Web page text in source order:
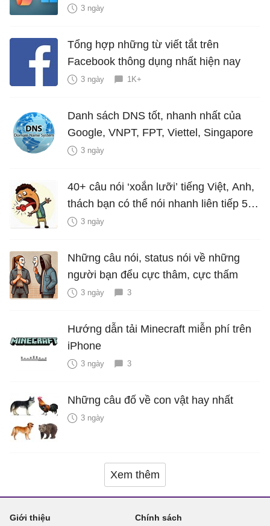
năng mới Hữu Ích
3 ngày
Tổng hợp những từ viết tắt trên
Facebook thông dụng nhất hiện nay
3 ngày 1K+
Danh sách DNS tốt, nhanh nhất của
Google, VNPT, FPT, Viettel, Singapore
3 ngày
40+ câu nói ‘xoắn lưỡi’ tiếng Việt, Anh,
thách bạn có thể nói nhanh liên tiếp 5
lần mà vẫn trôi chảy
3 ngày
Những câu nói, status nói về những
người bạn đểu cực thâm, cực thấm
3 ngày 3
Hướng dẫn tải Minecraft miễn phí trên
iPhone
3 ngày 3
Những câu đố về con vật hay nhất
3 ngày
Xem thêm
Giới thiệu Chính sách